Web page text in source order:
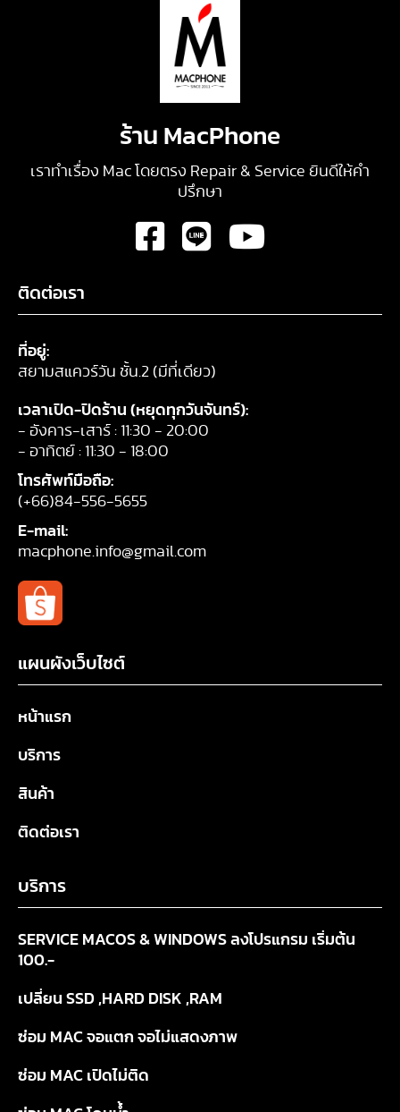
ร้าน MacPhone
เราทำเรื่อง Mac โดยตรง Repair & Service ยินดีให้คำ
ปรึกษา
ติดต่อเรา
ที่อยู่:
สยามสแควร์วัน ชั้น.2 (มีที่เดียว)
เวลาเปิด-ปิดร้าน (หยุดทุกวันจันทร์):
- อังคาร-เสาร์ : 11:30 - 20:00
- อาทิตย์ : 11:30 - 18:00
โทรศัพท์มือถือ:
(+66)84-556-5655
E-mail:
macphone.info@gmail.com
แผนผังเว็บไซต์
หน้าแรก
บริการ
สินค้า
ติดต่อเรา
บริการ
SERVICE MACOS & WINDOWS ลงโปรแกรม เริ่มต้น
100.-
เปลี่ยน SSD ,HARD DISK ,RAM
ซ่อม MAC จอแตก จอไม่แสดงภาพ
ซ่อม MAC เปิดไม่ติด